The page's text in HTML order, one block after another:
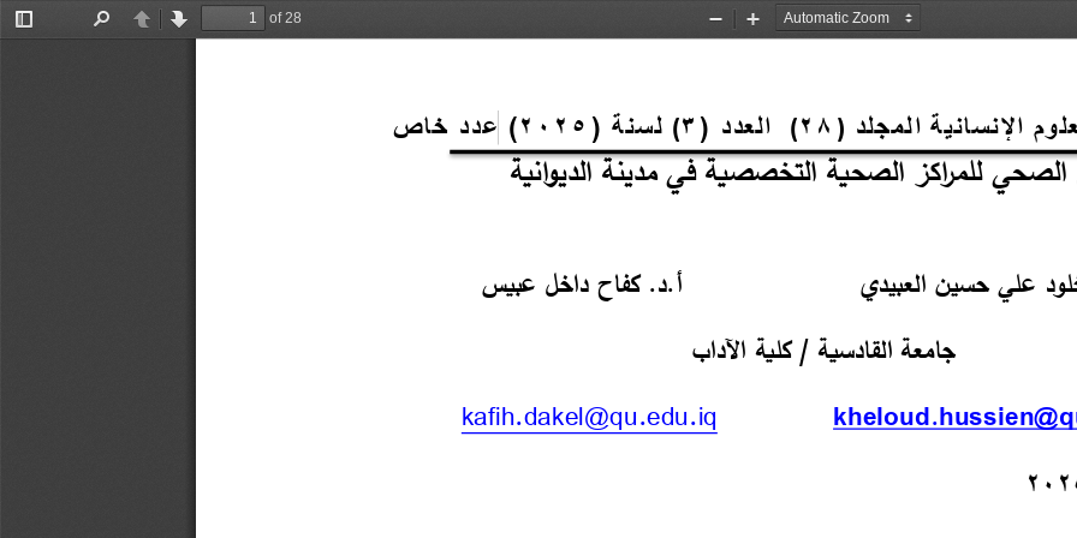
Toggle
PreviousNext
of 28
Zoom
Zoom
ال نسانية المجلد (
28
   )
العدد (
3
  )
ل سنة (
2025
) عدد خاص
علي حسين العبيدي                    أ.د. كفاح داخل عبيس
جامعة القادسية / كلية الآداب
kafih .dakel@qu.edu.iq